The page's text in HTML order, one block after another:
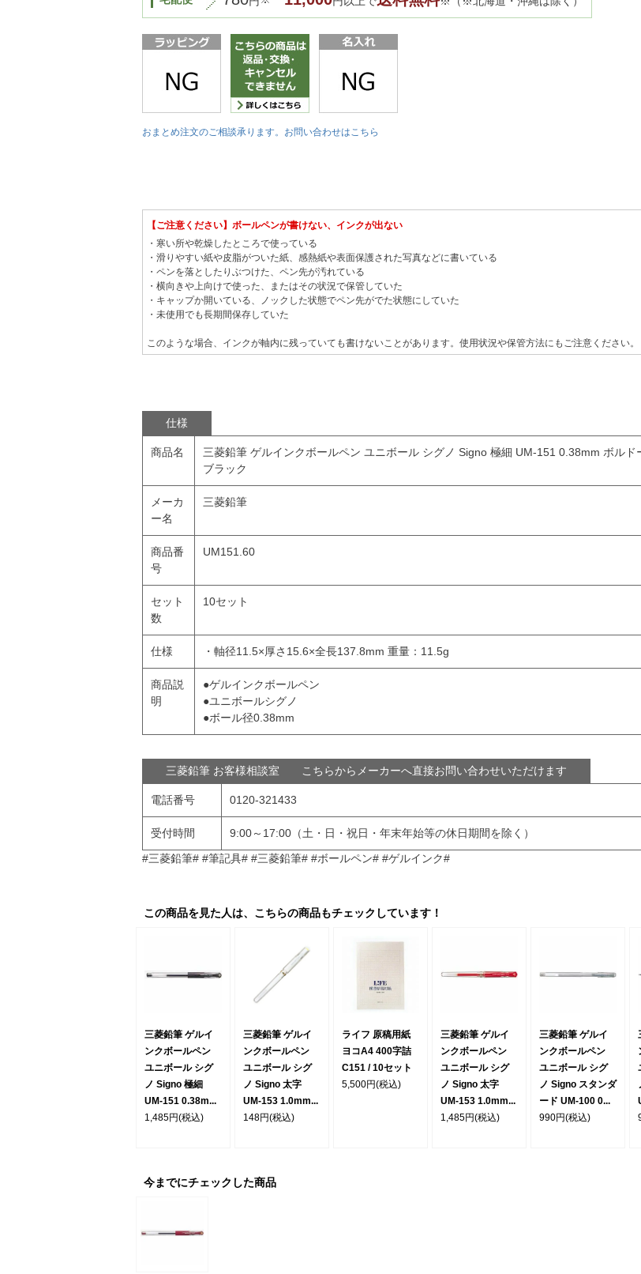
おまとめ注文のご相談承ります。お問い合わせはこちら
【ご注意ください】ボールペンが書けない、インクが出ない
・寒い所や乾燥したところで使っている
・滑りやすい紙や皮脂がついた紙、感熱紙や表面保護された写真などに書いている
・ペンを落としたりぶつけた、ペン先が汚れている
・横向きや上向けで使った、またはその状況で保管していた
・キャップか開いている、ノックした状態でペン先がでた状態にしていた
・未使用でも長期間保存していた
このような場合、インクが軸内に残っていても書けないことがあります。使用状況や保管方法にもご注意ください。
仕様
商品名
三菱鉛筆 ゲルインクボールペン ユニボール シグノ Signo 極細 UM-151 0.38mm ボルド
ブラック
メーカ
ー名
三菱鉛筆
商品番
号
UM151.60
セット
数
10セット
仕様 ・軸径11.5×厚さ15.6×全長137.8mm 重量：11.5g
商品説
明
●ゲルインクボールペン
●ユニボールシグノ
●ボール径0.38mm
三菱鉛筆 お客様相談室 こちらからメーカーへ直接お問い合わせいただけます
電話番号 0120-321433
受付時間
9:00～17:00（土・日・祝日・年末年始等の休日期間を除く）
#三菱鉛筆# #筆記具# #三菱鉛筆# #ボールペン# #ゲルインク#
この商品を見た人は、こちらの商品もチェックしています！
三菱鉛筆 ゲルイ
ンクボールペン
ユニボール シグ
ノ Signo 極細
UM-151 0.38m...
1,485円(税込)
三菱鉛筆 ゲルイ
ンクボールペン
ユニボール シグ
ノ Signo 太字
UM-153 1.0mm...
148円(税込)
ライフ 原稿用紙
ヨコA4 400字詰
C151 / 10セット
5,500円(税込)
三菱鉛筆 ゲルイ
ンクボールペン
ユニボール シグ
ノ Signo 太字
UM-153 1.0mm...
1,485円(税込)
三菱鉛筆 ゲルイ
ンクボールペン
ユニボール シグ
ノ Signo スタンダ
ード UM-100 0...
990円(税込)
今までにチェックした商品